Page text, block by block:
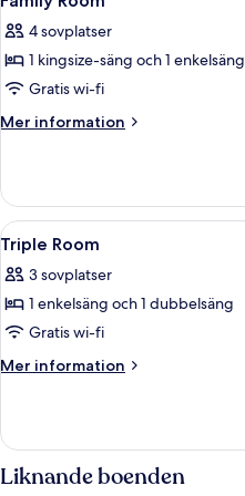
alla
foton
för
Family
Room
4 sovplatser
1 kingsize-säng och 1 enkelsäng
Gratis wi-fi
Mer information
Mer
Room
Öppna
alla
foton
för
Triple
Room
1
Triple Room
3 sovplatser
1 enkelsäng och 1 dubbelsäng
Gratis wi-fi
Mer information
Mer
Room
Liknande boenden